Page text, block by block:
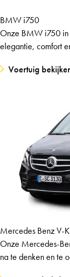
BMW i750
Onze BMW i750 in
elegantie, comfort
Voertuig
Mercedes Benz V-
Onze Mercedes-
na te denken en te